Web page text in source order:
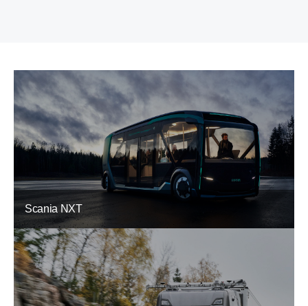
Scania NXT